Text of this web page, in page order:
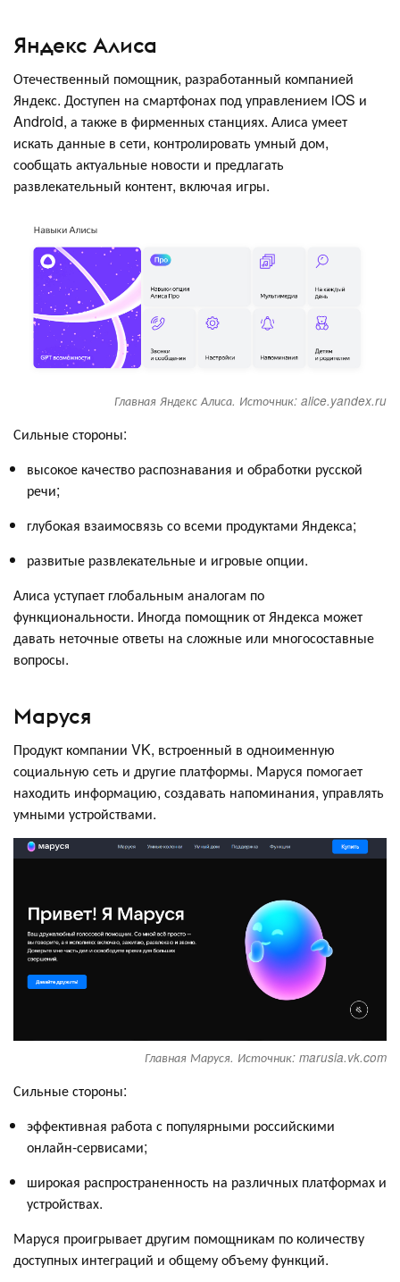
Яндекс Алиса
Отечественный помощник, разработанный компанией
Яндекс. Доступен на смартфонах под управлением iOS и
Android, а также в фирменных станциях. Алиса умеет
искать данные в сети, контролировать умный дом,
сообщать актуальные новости и предлагать
развлекательный контент, включая игры.
Главная Яндекс Алиса. Источник: alice.yandex.ru
Сильные стороны:
высокое качество распознавания и обработки русской
речи;
глубокая взаимосвязь со всеми продуктами Яндекса;
развитые развлекательные и игровые опции.
Алиса уступает глобальным аналогам по
функциональности. Иногда помощник от Яндекса может
давать неточные ответы на сложные или многосоставные
вопросы.
Маруся
Продукт компании VK, встроенный в одноименную
социальную сеть и другие платформы. Маруся помогает
находить информацию, создавать напоминания, управлять
умными устройствами.
Главная Маруся. Источник: marusia.vk.com
Сильные стороны:
эффективная работа с популярными российскими
онлайн-сервисами;
широкая распространенность на различных платформах и
устройствах.
Маруся проигрывает другим помощникам по количеству
доступных интеграций и общему объему функций.